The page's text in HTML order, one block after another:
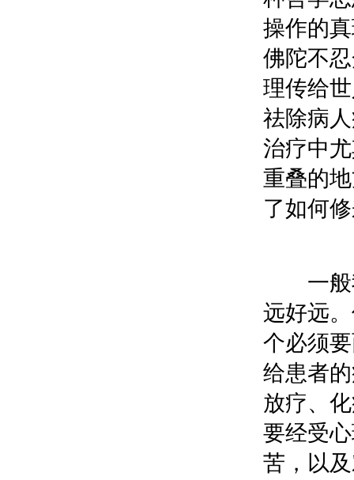
操作的
佛陀不
理传给
祛除病
治疗中
重叠的
了如何
一般我
远好远
个必须
给患者
放疗、
要经受
苦，以